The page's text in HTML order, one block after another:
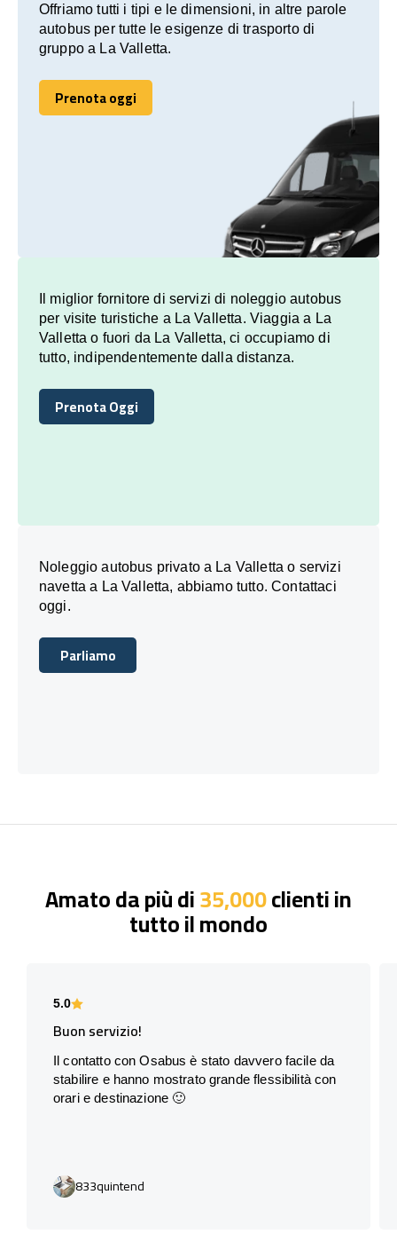
Offriamo tutti i tipi e le dimensioni, in altre parole
autobus per tutte le esigenze di trasporto di
gruppo a La Valletta.
Prenota oggi
Prenota oggi
Il miglior fornitore di servizi di noleggio autobus
per visite turistiche a La Valletta. Viaggia a La
Valletta o fuori da La Valletta, ci occupiamo di
tutto, indipendentemente dalla distanza.
Prenota Oggi
Prenota Oggi
Noleggio autobus privato a La Valletta o servizi
navetta a La Valletta, abbiamo tutto. Contattaci
oggi.
Parliamo
Parliamo
Amato da più di35,000clienti in
tutto il mondo
5.0
Buon servizio!
Il contatto con Osabus è stato davvero facile da
stabilire e hanno mostrato grande flessibilità con
orari e destinazione 🙂
833quintend